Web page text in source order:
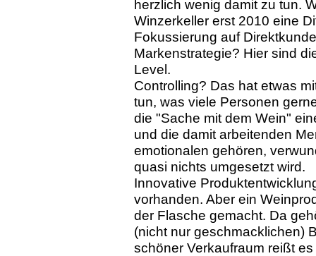
herzlich wenig damit zu tun.
Winzerkeller erst 2010 eine
Fokussierung auf
Markenstrategie? Hier sind
Level.
Controlling? Das hat etwas
tun, was viele Personen
die "Sache mit dem Wein"
und die damit arbeitenden
emotionalen gehören,
quasi nichts umgesetzt wird.
Innovative
vorhanden. Aber ein
der Flasche gemacht. Da
(nicht nur geschmacklichen)
schöner Verkaufraum reißt